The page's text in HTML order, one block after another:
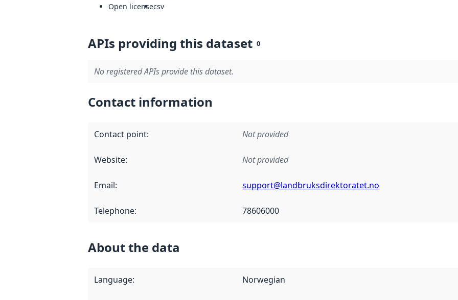
Open licensecsv
APIs providing this dataset 0
No registered APIs provide this dataset.
Contact information
Contact point: Not provided
Website: Not provided
Email: support@landbruksdirektoratet.no
Telephone: 78606000
About the data
Language: Norwegian